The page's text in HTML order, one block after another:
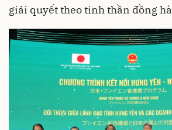
giải quyết theo tinh thần đồng